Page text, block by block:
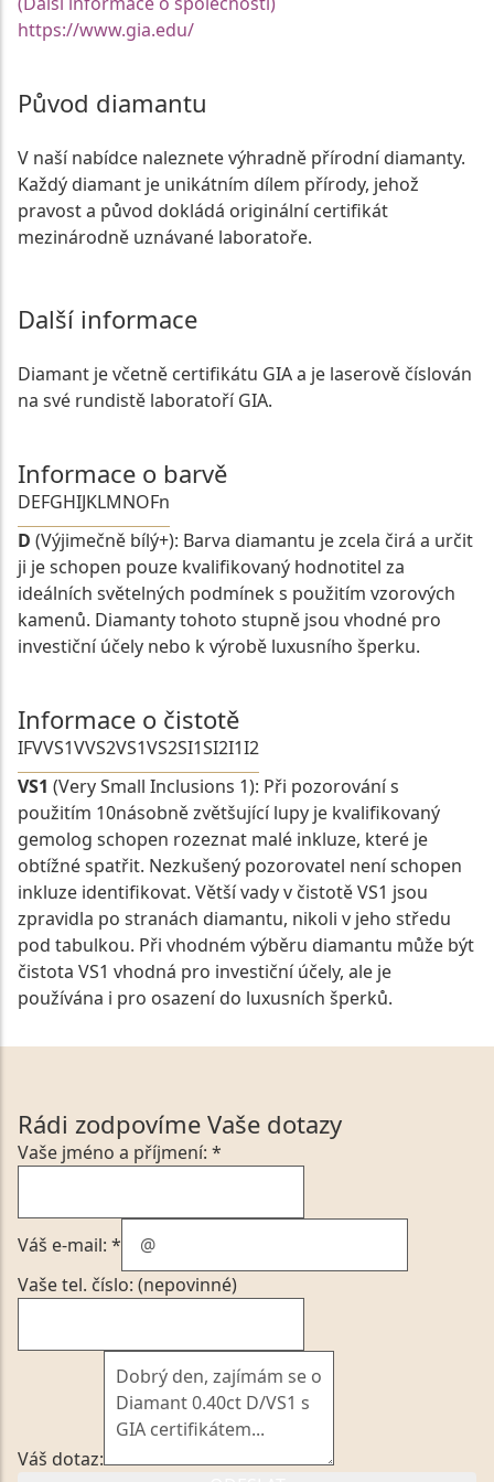
https://www.gia.edu/
Původ diamantu
V naší nabídce naleznete výhradně přírodní diamanty.
Každý diamant je unikátním dílem přírody, jehož
pravost a původ dokládá originální certifikát
mezinárodně uznávané laboratoře.
Další informace
Diamant je včetně certifikátu GIA a je laserově číslován
na své rundistě laboratoří GIA.
Informace o barvě
DEFGHIJKLMNOFn
D (Výjimečně bílý+): Barva diamantu je zcela čirá a určit
ji je schopen pouze kvalifikovaný hodnotitel za
ideálních světelných podmínek s použitím vzorových
kamenů. Diamanty tohoto stupně jsou vhodné pro
investiční účely nebo k výrobě luxusního šperku.
Informace o čistotě
IFVVS1VVS2VS1VS2SI1SI2I1I2
VS1 (Very Small Inclusions 1): Při pozorování s
použitím 10násobně zvětšující lupy je kvalifikovaný
gemolog schopen rozeznat malé inkluze, které je
obtížné spatřit. Nezkušený pozorovatel není schopen
inkluze identifikovat. Větší vady v čistotě VS1 jsou
zpravidla po stranách diamantu, nikoli v jeho středu
pod tabulkou. Při vhodném výběru diamantu může být
čistota VS1 vhodná pro investiční účely, ale je
používána i pro osazení do luxusních šperků.
Rádi zodpovíme Vaše dotazy
Vaše jméno a příjmení: *
Váš e-mail: *
Vaše tel. číslo: (nepovinné)
Váš dotaz: